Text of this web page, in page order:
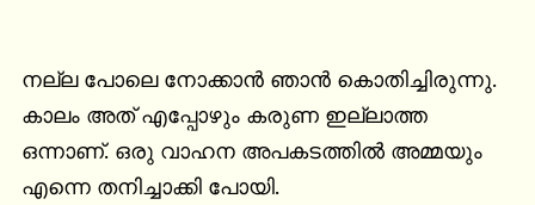
നല്ല പോലെ നോക്കാൻ ഞാൻ കൊതിച്ചിരുന്നു.
കാലം അത് എപ്പോഴും കരുണ ഇല്ലാത്ത
ഒന്നാണ്. ഒരു വാഹന അപകടത്തിൽ അമ്മയും
എന്നെ തനിച്ചാക്കി പോയി.